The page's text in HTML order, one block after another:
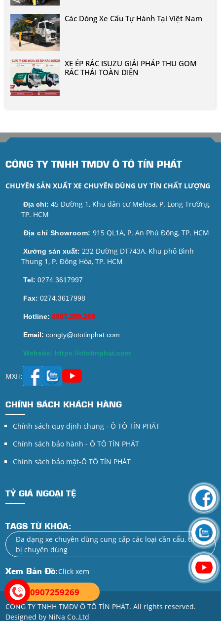
Các Dòng Xe Cẩu Tự Hành Tại Việt Nam
XE ÉP RÁC ISUZU GIẢI PHÁP THU GOM
RÁC THẢI TOÀN DIỆN
CÔNG TY TNHH TMDV Ô TÔ TÍN PHÁT
CHUYÊN SẢN XUẤT XE CHUYÊN DÙNG UY TÍN CHẤT LƯỢNG
Địa chỉ: 45 Đường 1, Khu dân cư Melosa, P. Long Trường,
TP. HCM
Địa chỉ Showroom: 915 QL1A, P. An Phú Đông, TP. HCM
Xưởng sản xuất: 232 Đường DT743A, Khu phố Bình
Thung 1, P. Đông Hòa, TP. HCM
Tel: 0274.3617997
Fax: 0274.3617998
Hotline: 0907.259.269
Email: congty@ototinphat.com
Website: https://ototinphat.com
MXH:
CHÍNH SÁCH KHÁCH HÀNG
Chính sách quy định chung - Ô TÔ TÍN PHÁT
Chính sách bảo hành - Ô TÔ TÍN PHÁT
Chính sách bảo mật-Ô TÔ TÍN PHÁT
TỶ GIÁ NGOẠI TỆ
TAGS TỪ KHÓA:
Đa dạng xe chuyên dùng cung cấp các loại cần cẩu, thiết
bị chuyên dùng
Xem Bản Đồ:Click xem
CÔNG TY TNHH TMDV Ô TÔ TÍN PHÁT. All rights reserved.
Designed by NiNa Co.,Ltd
0907259269